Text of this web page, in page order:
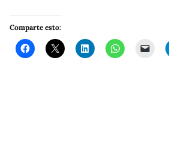
Comparte esto: